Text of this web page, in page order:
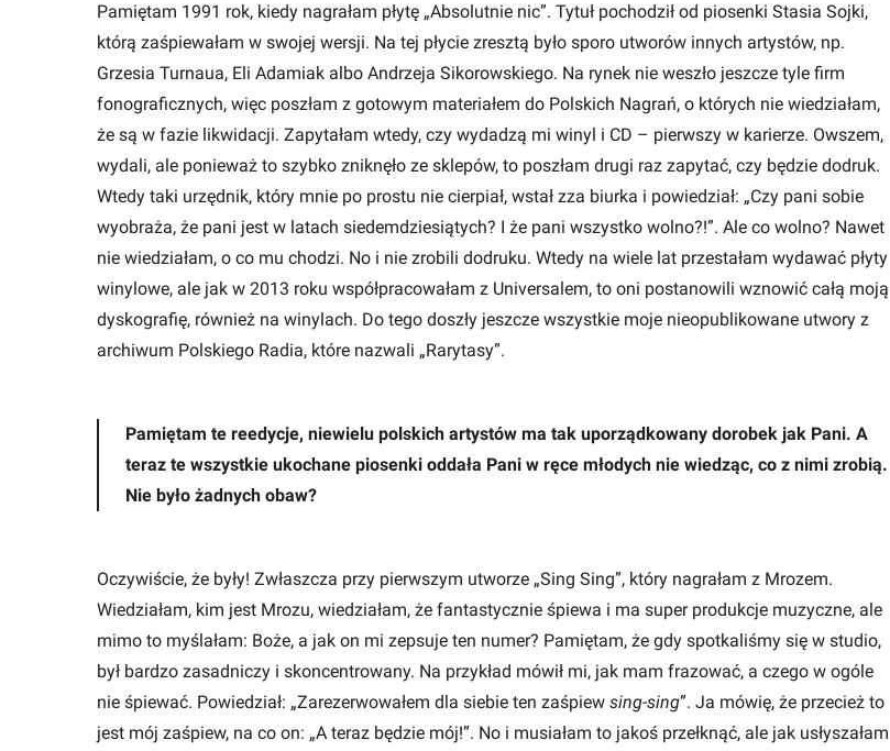
Pamiętam 1991 rok, kiedy nagrałam płytę „Absolutnie nic”. Tytuł pochodził od piosenki Stasia Sojki,
którą zaśpiewałam w swojej wersji. Na tej płycie zresztą było sporo utworów innych artystów, np.
Grzesia Turnaua, Eli Adamiak albo Andrzeja Sikorowskiego. Na rynek nie weszło jeszcze tyle firm
fonograficznych, więc poszłam z gotowym materiałem do Polskich Nagrań, o których nie wiedziałam,
że są w fazie likwidacji. Zapytałam wtedy, czy wydadzą mi winyl i CD – pierwszy w karierze. Owszem,
wydali, ale ponieważ to szybko zniknęło ze sklepów, to poszłam drugi raz zapytać, czy będzie dodruk.
Wtedy taki urzędnik, który mnie po prostu nie cierpiał, wstał zza biurka i powiedział: „Czy pani sobie
wyobraża, że pani jest w latach siedemdziesiątych? I że pani wszystko wolno?!”. Ale co wolno? Nawet
nie wiedziałam, o co mu chodzi. No i nie zrobili dodruku. Wtedy na wiele lat przestałam wydawać płyty
winylowe, ale jak w 2013 roku współpracowałam z Universalem, to oni postanowili wznowić całą moją
dyskografię, również na winylach. Do tego doszły jeszcze wszystkie moje nieopublikowane utwory z
archiwum Polskiego Radia, które nazwali „Rarytasy”.
Pamiętam te reedycje, niewielu polskich artystów ma tak uporządkowany dorobek jak Pani. A
teraz te wszystkie ukochane piosenki oddała Pani w ręce młodych nie wiedząc, co z nimi zrobią.
Nie było żadnych obaw?
Oczywiście, że były! Zwłaszcza przy pierwszym utworze „Sing Sing”, który nagrałam z Mrozem.
Wiedziałam, kim jest Mrozu, wiedziałam, że fantastycznie śpiewa i ma super produkcje muzyczne, ale
mimo to myślałam: Boże, a jak on mi zepsuje ten numer? Pamiętam, że gdy spotkaliśmy się w studio,
był bardzo zasadniczy i skoncentrowany. Na przykład mówił mi, jak mam frazować, a czego w ogóle
nie śpiewać. Powiedział: „Zarezerwowałem dla siebie ten zaśpiew sing-sing”. Ja mówię, że przecież to
jest mój zaśpiew, na co on: „A teraz będzie mój!”. No i musiałam to jakoś przełknąć, ale jak usłyszałam